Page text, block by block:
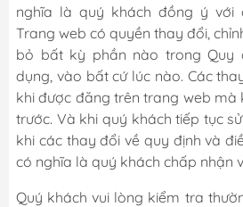
nghĩa là quý khách đồng ý với
Trang web có quyền thay đổi,
bỏ bất kỳ phần nào trong Quy
dụng, vào bất cứ lúc nào. Các
khi được đăng trên trang web mà
trước. Và khi quý khách tiếp tục
khi các thay đổi về quy định và
có nghĩa là quý khách chấp nhận
Quý khách vui lòng kiểm tra